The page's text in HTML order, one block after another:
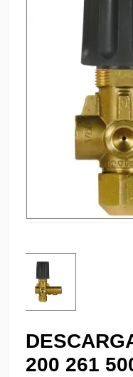
200 261